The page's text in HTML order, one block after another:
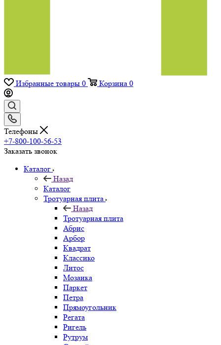
Избранные товары 0 Корзина 0
Телефоны
+7-800-100-56-53
Заказать звонок
Каталог
Назад
Каталог
Тротуарная плита
Назад
Тротуарная плита
Абрис
Арбор
Квадрат
Классико
Литос
Мозаика
Паркет
Петра
Прямоугольник
Регата
Ригель
Рутрум